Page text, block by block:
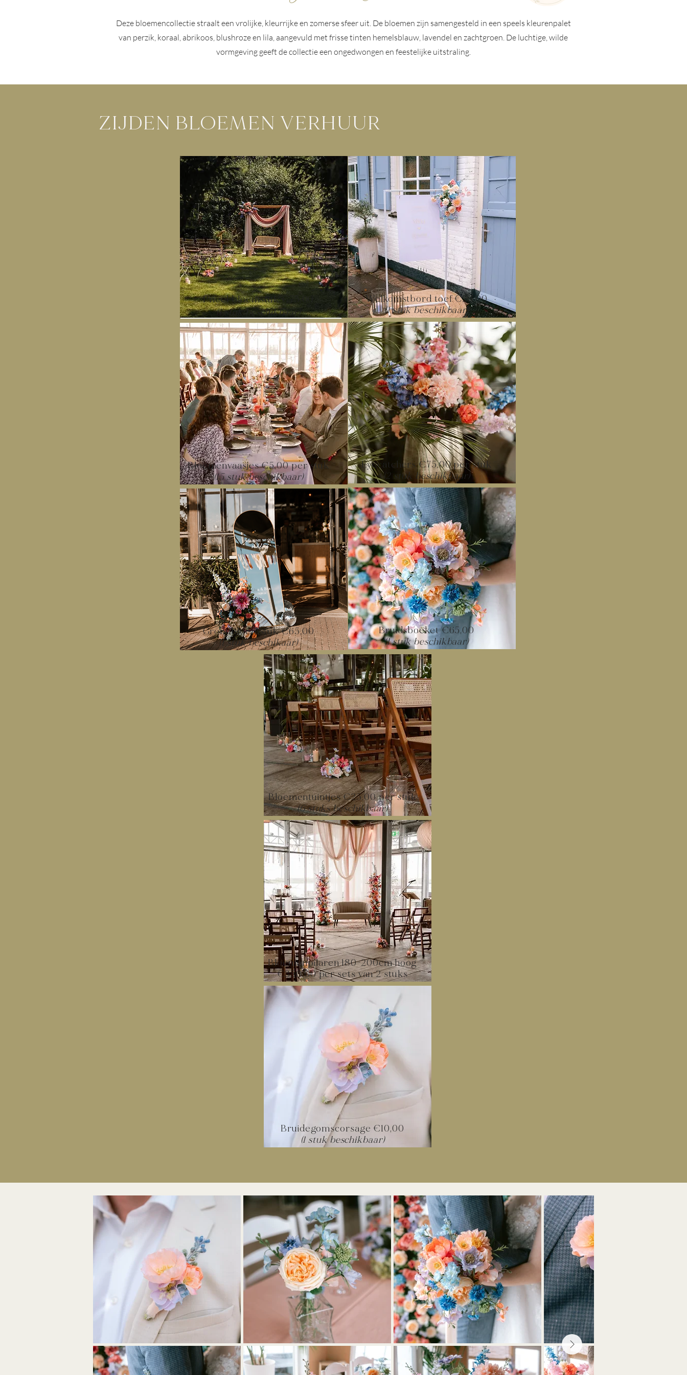
Deze bloemencollectie straalt een vrolijke, kleurrijke en zomerse sfeer uit. De bloemen zijn samengesteld in een speels kleurenpalet
van perzik, koraal, abrikoos, blushroze en lila, aangevuld met frisse tinten hemelsblauw, lavendel en zachtgroen. De luchtige, wilde
vormgeving geeft de collectie een ongedwongen en feestelijke uitstraling.
ZIJDEN BLOEMEN VERHUUR
Prieel bloemstuk €75,00
(1 stuk beschikbaar)
Bloemenvaasjes €5,00 per stuk
(15 stuk beschikbaar)
Grondbloemstuk €65,00
(1 stuk beschikaar)
Welkomstbord toef €25,00
(1 stuk beschikbaar)
Eyecatchers €75,00 per stuk
(2 stuk beschikbaar)
Bruidsboeket €65,00
(1 stuk beschikbaar)
Bloementuintjes €25,00 per stuk
(6 stuks beschikbaar)
Bloemenpilaren 180-200cm hoog
€350,00 per sets van 2 stuks
Bruidegomscorsage €10,00
(1 stuk beschikbaar)